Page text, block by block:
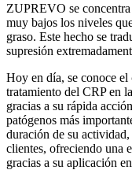
ZUPREVO se
muy bajos los niveles
graso. Este hecho se
supresión
Hoy en día, se conoce
tratamiento del CRP en
gracias a su rápida
patógenos más
duración de su actividad,
clientes, ofreciendo una
gracias a su aplicación